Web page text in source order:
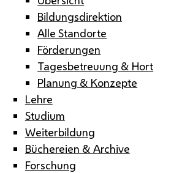
Bildungsdirektion
Alle Standorte
Förderungen
Tagesbetreuung & Hort
Planung & Konzepte
Lehre
Studium
Weiterbildung
Büchereien & Archive
Forschung